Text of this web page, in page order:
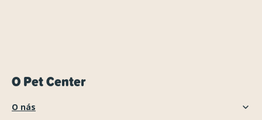
O Pet Center
O nás